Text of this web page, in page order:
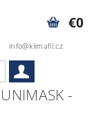
info@klimafil.cz
€0
-